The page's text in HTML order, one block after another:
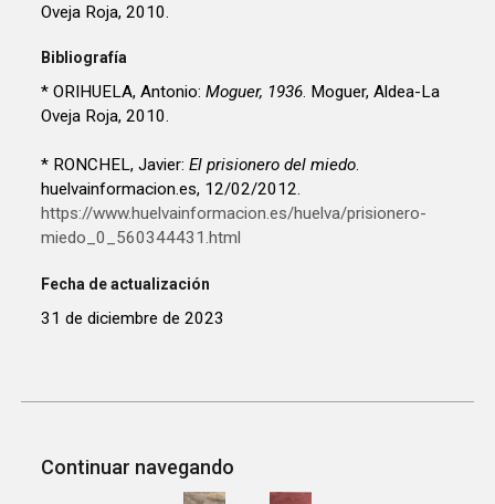
Oveja Roja, 2010.
Bibliografía
* ORIHUELA, Antonio:Moguer, 1936. Moguer, Aldea-La
Oveja Roja, 2010.
* RONCHEL, Javier:El prisionero del miedo.
huelvainformacion.es, 12/02/2012.
https://www.huelvainformacion.es/huelva/prisionero-
miedo_0_560344431.html
Fecha de actualización
31 de diciembre de 2023
Continuar navegando